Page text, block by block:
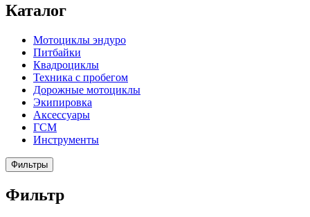
Каталог
Мотоциклы эндуро
Питбайки
Квадроциклы
Техника с пробегом
Дорожные мотоциклы
Экипировка
Аксессуары
ГСМ
Инструменты
Фильтры
Фильтр